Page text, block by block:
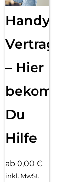
Handy
– Hier
bekommst
Du
Hilfe
ab 0,00 €
inkl. MwSt.